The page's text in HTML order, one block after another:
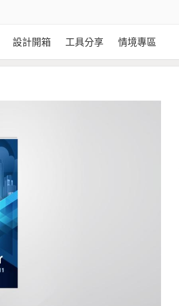
設計開箱 工具分享 情境專區